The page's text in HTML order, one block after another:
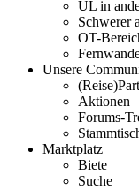
UL in
Schwerer
OT-
Unsere
Aktionen
Forums-
Marktplatz
Biete
Suche